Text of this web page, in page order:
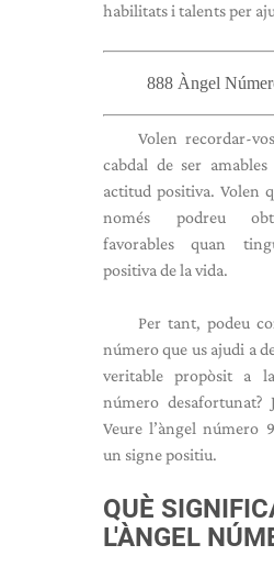
habilitats i talents per
888 Àngel
Volen recordar-
cabdal de ser
actitud positiva. Volen
només podreu
favorables quan
positiva de la vida.
Per tant, podeu
número que us ajudi a
veritable propòsit a
número desafortunat?
Veure l’àngel número
un signe positiu.
QUÈ
L'ÀNGEL